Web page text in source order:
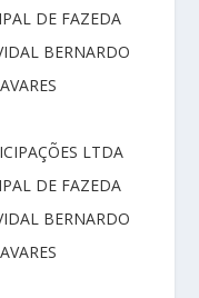
DE FAZEDA
BERNARDO
LTDA
DE FAZEDA
BERNARDO